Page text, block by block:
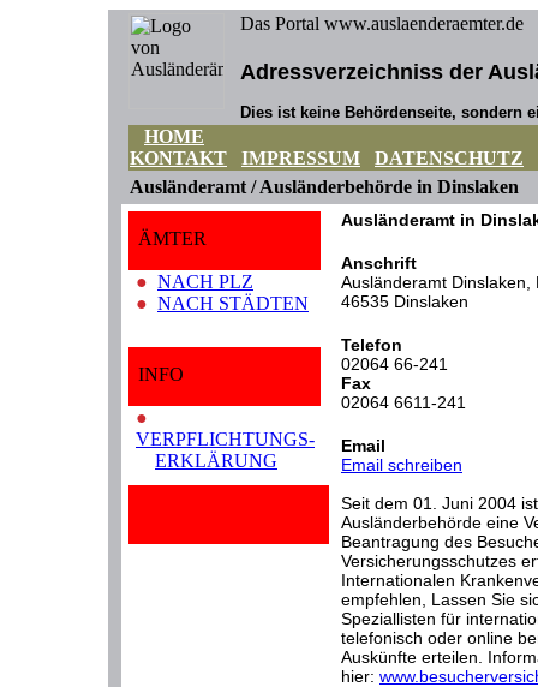
Das Portal www.auslaenderaemter.de
Adressverzeichniss der
Dies ist keine Behördenseite, sondern
HOME
KONTAKT
IMPRESSUM
DATENSCHUTZ
Ausländeramt / Ausländerbehörde in Dinslaken
ÄMTER
● NACH PLZ
● NACH STÄDTEN
INFO
●
VERPFLICHTUNGS-
ERKLÄRUNG
Ausländeramt in
Anschrift
Ausländeramt Dinslaken,
46535 Dinslaken
Telefon
02064 66-241
Fax
02064 6611-241
Email
Email schreiben
Seit dem 01. Juni 2004
Ausländerbehörde eine
Beantragung des
Versicherungsschutzes
Internationalen
empfehlen, Lassen Sie
Speziallisten für
telefonisch oder online
Auskünfte erteilen.
hier: